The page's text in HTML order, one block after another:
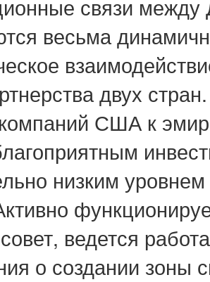
связи
весьма
двух
США к
низким
ведется
о создании зоны